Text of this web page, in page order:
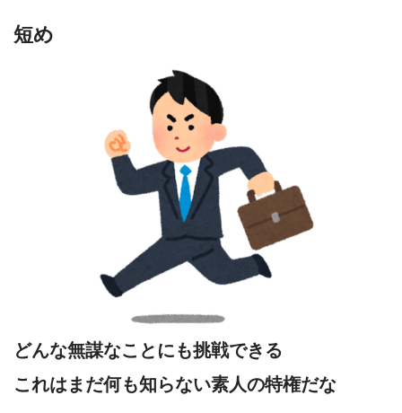
短め
どんな無謀なことにも挑戦できる
これはまだ何も知らない素人の特権だな